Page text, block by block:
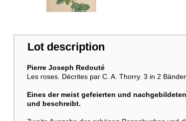
Lot description
Pierre Joseph Redouté
Les roses. Décrites par C. A. Thorry. 3 in 2
Eines der meist gefeierten und
und beschreibt.